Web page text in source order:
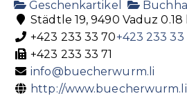
Geschenkartikel
Städtle 19, 9490 Vaduz 0.18
+423 233 33 70+423 233 33
+423 233 33 71
info@buecherwurm.li
http://www.buecherwurm.li